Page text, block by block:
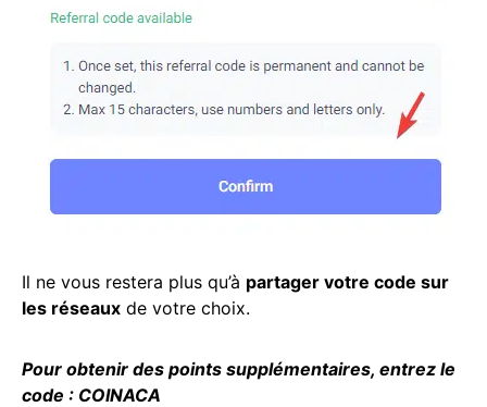
Il ne vous restera plus qu’à partager votre code sur
les réseaux de votre choix.
Pour obtenir des points supplémentaires, entrez le
code : COINACA